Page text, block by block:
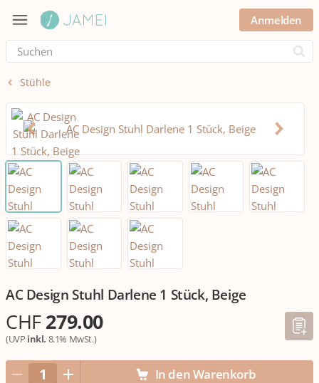
Anmelden
Stühle
AC Design Stuhl Darlene 1 Stück, Beige
CHF279.00
(UVP inkl. 8.1% MwSt.)
In den Warenkorb